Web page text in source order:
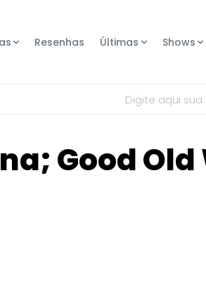
Resenhas Últimas Shows
Digite aqui sua
Good Old